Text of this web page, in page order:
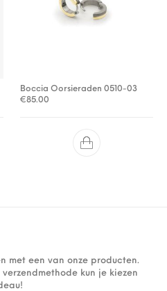
Boccia Oorsieraden 0510-03
€85.00
met een van onze producten.
kun je kiezen